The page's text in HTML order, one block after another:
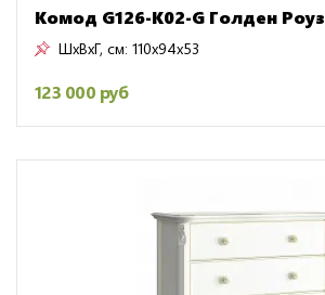
Комод G126-K02-G Голден Роуз
ШxВxГ, см: 110x94x53
123 000 руб